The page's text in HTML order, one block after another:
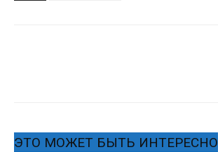
ЭТО МОЖЕТ БЫТЬ ИНТЕРЕСНО